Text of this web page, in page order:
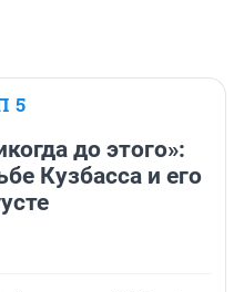
5
до этого»:
Кузбасса и его